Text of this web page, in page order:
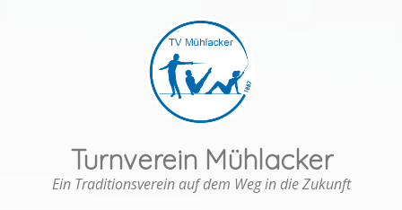
Turnverein Mühlacker
Ein Traditionsverein auf dem Weg in die Zukunft